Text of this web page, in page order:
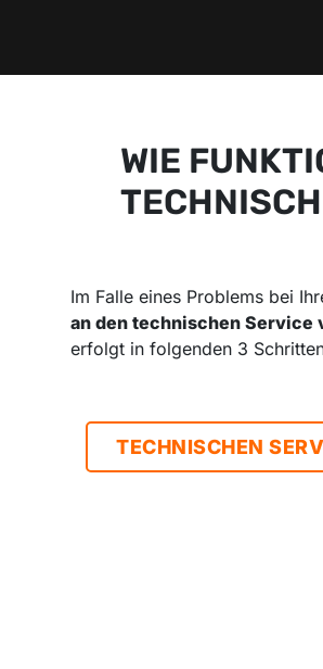
WIE
Im Falle eines Problems bei
an den technischen Service
erfolgt in folgenden 3
TECHNISCHEN